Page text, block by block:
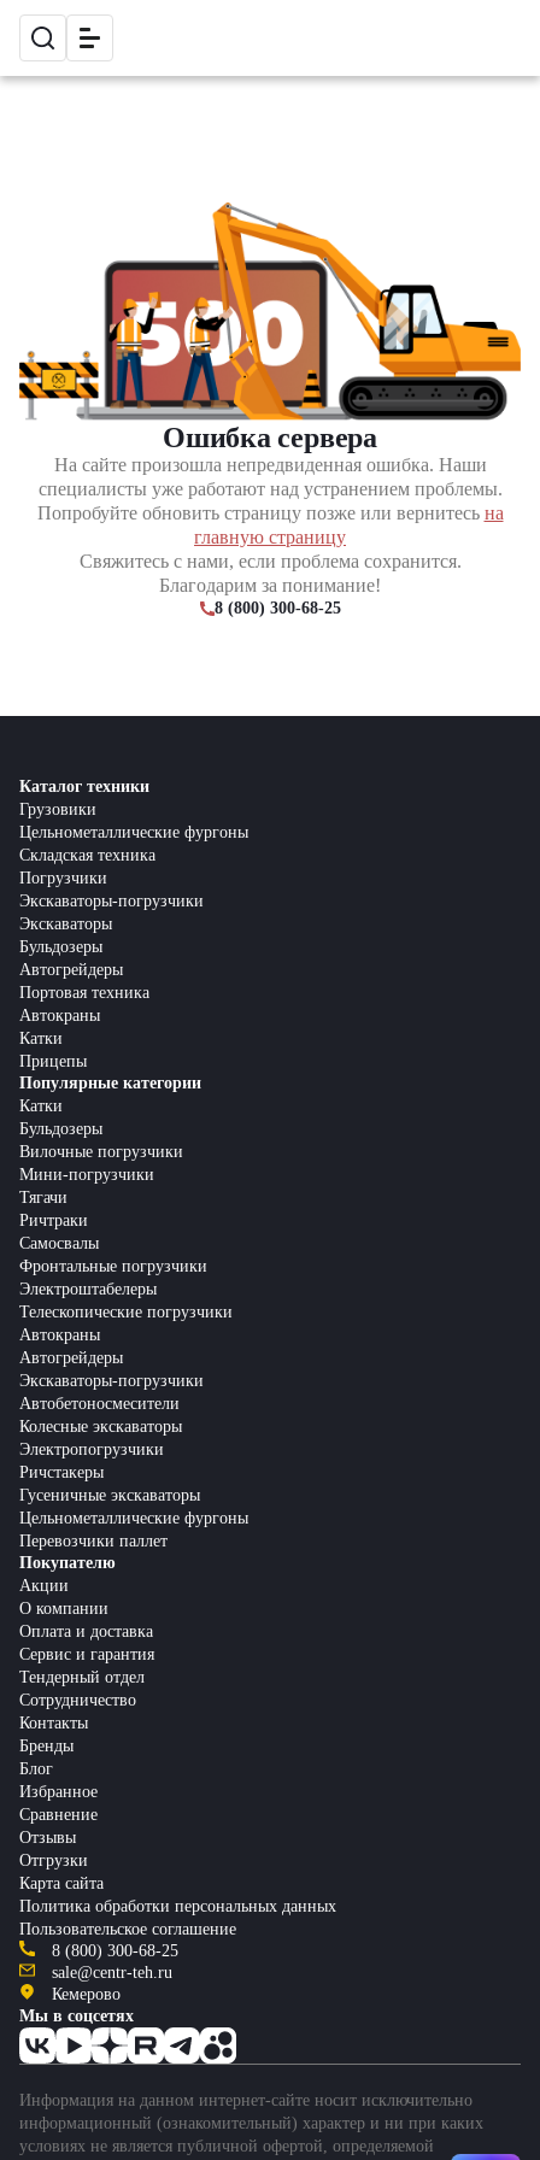
Ошибка сервера
На сайте произошла непредвиденная ошибка. Наши
специалисты уже работают над устранением проблемы.
Попробуйте обновить страницу позже или вернитесь на
главную страницу
Свяжитесь с нами, если проблема сохранится.
Благодарим за понимание!
8 (800) 300-68-25
Каталог техники
Грузовики
Цельнометаллические фургоны
Складская техника
Погрузчики
Экскаваторы-погрузчики
Экскаваторы
Бульдозеры
Автогрейдеры
Портовая техника
Автокраны
Катки
Прицепы
Популярные категории
Катки
Бульдозеры
Вилочные погрузчики
Мини-погрузчики
Тягачи
Ричтраки
Самосвалы
Фронтальные погрузчики
Электроштабелеры
Телескопические погрузчики
Автокраны
Автогрейдеры
Экскаваторы-погрузчики
Автобетоносмесители
Колесные экскаваторы
Электропогрузчики
Ричстакеры
Гусеничные экскаваторы
Цельнометаллические фургоны
Перевозчики паллет
Покупателю
Акции
О компании
Оплата и доставка
Сервис и гарантия
Тендерный отдел
Сотрудничество
Контакты
Бренды
Блог
Избранное
Сравнение
Отзывы
Отгрузки
Карта сайта
Политика обработки персональных данных
Пользовательское соглашение
8 (800) 300-68-25
sale@centr-teh.ru
Кемерово
Мы в соцсетях
Информация на данном интернет-сайте носит исключительно
информационный (ознакомительный) характер и ни при каких
условиях не является публичной офертой, определяемой